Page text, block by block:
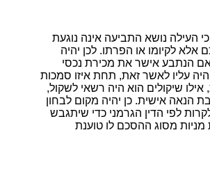
העילה נושא התביעה אינה נוגעת
אלא לקיומו או הפרתו. לכן יהיה
הנתבע אישר את מכירת נכסי
עליו לאשר זאת, תחת איזו סמכות
שיקולים הוא היה רשאי לשקול,
הנאה אישית. כן יהיה מקום לבחון
לפי הדין הגרמני כדי שיתגבש
מסוג ההסכם לו טוענת